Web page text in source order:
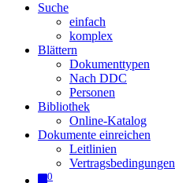
Suche
einfach
komplex
Blättern
Dokumenttypen
Nach DDC
Personen
Bibliothek
Online-Katalog
Dokumente einreichen
Leitlinien
Vertragsbedingungen
0